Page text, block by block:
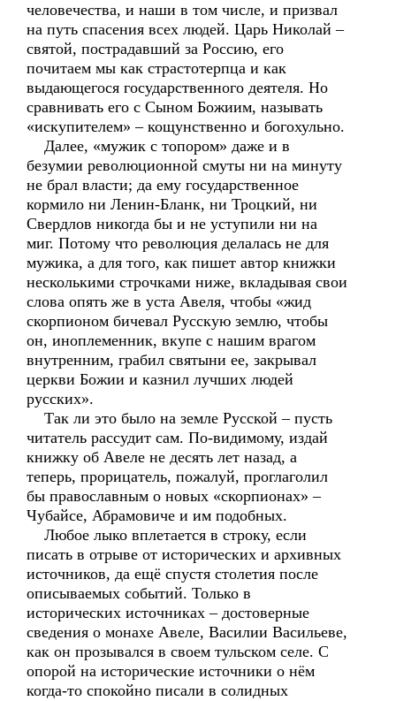
человечества, и наши в том числе, и призвал
на путь спасения всех людей. Царь Николай –
святой, пострадавший за Россию, его
почитаем мы как страстотерпца и как
выдающегося государственного деятеля. Но
сравнивать его с Сыном Божиим, называть
«искупителем» – кощунственно и богохульно.
Далее, «мужик с топором» даже и в
безумии революционной смуты ни на минуту
не брал власти; да ему государственное
кормило ни Ленин-Бланк, ни Троцкий, ни
Свердлов никогда бы и не уступили ни на
миг. Потому что революция делалась не для
мужика, а для того, как пишет автор книжки
несколькими строчками ниже, вкладывая свои
слова опять же в уста Авеля, чтобы «жид
скорпионом бичевал Русскую землю, чтобы
он, иноплеменник, вкупе с нашим врагом
внутренним, грабил святыни ее, закрывал
церкви Божии и казнил лучших людей
русских».
Так ли это было на земле Русской – пусть
читатель рассудит сам. По-видимому, издай
книжку об Авеле не десять лет назад, а
теперь, прорицатель, пожалуй, проглаголил
бы православным о новых «скорпионах» –
Чубайсе, Абрамовиче и им подобных.
Любое лыко вплетается в строку, если
писать в отрыве от исторических и архивных
источников, да ещё спустя столетия после
описываемых событий. Только в
исторических источниках – достоверные
сведения о монахе Авеле, Василии Васильеве,
как он прозывался в своем тульском селе. С
опорой на исторические источники о нём
когда-то спокойно писали в солидных